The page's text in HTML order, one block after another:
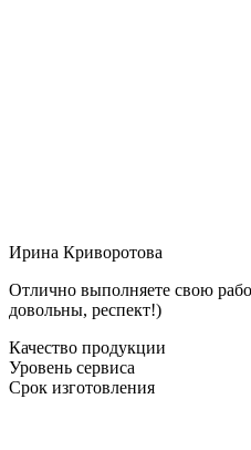
Ирина Криворотова
Отлично выполняете свою
довольны, респект!)
Качество продукции
Уровень сервиса
Срок изготовления